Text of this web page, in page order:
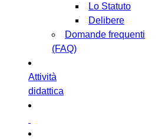
Lo Statuto
Delibere
Domande frequenti
(FAQ)
Attività
didattica